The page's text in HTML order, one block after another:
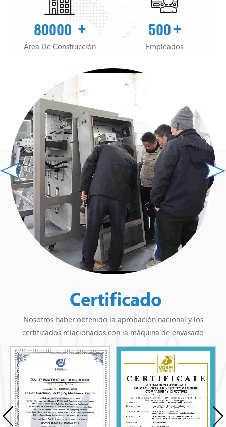
industrias. también puede personalizar la solución
global de envasado para los clientes de acuerdo
con los requisitos de los clientes, de modo que el
proceso de envasado requerido pueda adaptarse
bien y se pueda realizar la automatización
mecánica. Nuestro la empresa también ofrece
postventa servicios de instalación, depuración,
formación y prestación de servicios técnicos a
empresas. El El mercado de productos cubre la
mayoría de las áreas del país y se exporta
principalmente a países de América del Norte
como Estados Unidos, Canadá y México. países
del este y sur de Asia como Tailandia, Malasia,
Singapur, Filipinas, India, Medio Oriente como
Qatar, Arabia Saudita, Emiratos Árabes Unidos,
Israel, Líbano, Rusia, Italia, Alemania, Gran Bretaña,
Dinamarca, Países Bajos, Rumanía, Polonia y otros
países europeos, Sudáfrica, Egipto África, Kenia y
nueva fuerza en China industrial modernización.
"Basado en la innovación, enfoque en la calidad,
el servicio sincero, la cooperación sincera y el
desarrollo común" es nuestra búsqueda
constante. Para proporcionar a los clientes
tecnología y productos de calidad, creíbles y
confiables es nuestra política para proporcionar a
los clientes servicio mas conveniente garantia.
Nosotros siempre han tomado la revitalización y
80000
Área De Construcción
500
Empleados
Certificado
Nosotros haber obtenido la aprobación nacional y los
certificados relacionados con la máquina de envasado